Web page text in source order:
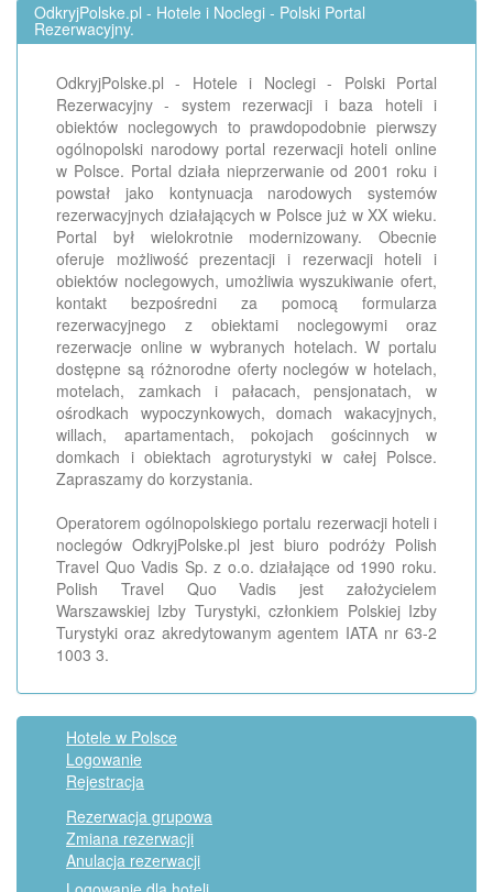
OdkryjPolske.pl - Hotele i Noclegi - Polski Portal
Rezerwacyjny.
OdkryjPolske.pl - Hotele i Noclegi - Polski Portal
Rezerwacyjny - system rezerwacji i baza hoteli i
obiektów noclegowych to prawdopodobnie pierwszy
ogólnopolski narodowy portal rezerwacji hoteli online
w Polsce. Portal działa nieprzerwanie od 2001 roku i
powstał jako kontynuacja narodowych systemów
rezerwacyjnych działających w Polsce już w XX wieku.
Portal był wielokrotnie modernizowany. Obecnie
oferuje możliwość prezentacji i rezerwacji hoteli i
obiektów noclegowych, umożliwia wyszukiwanie ofert,
kontakt bezpośredni za pomocą formularza
rezerwacyjnego z obiektami noclegowymi oraz
rezerwacje online w wybranych hotelach. W portalu
dostępne są różnorodne oferty noclegów w hotelach,
motelach, zamkach i pałacach, pensjonatach, w
ośrodkach wypoczynkowych, domach wakacyjnych,
willach, apartamentach, pokojach gościnnych w
domkach i obiektach agroturystyki w całej Polsce.
Zapraszamy do korzystania.
Operatorem ogólnopolskiego portalu rezerwacji hoteli i
noclegów OdkryjPolske.pl jest biuro podróży Polish
Travel Quo Vadis Sp. z o.o. działające od 1990 roku.
Polish Travel Quo Vadis jest założycielem
Warszawskiej Izby Turystyki, członkiem Polskiej Izby
Turystyki oraz akredytowanym agentem IATA nr 63-2
1003 3.
Hotele w Polsce
Logowanie
Rejestracja
Rezerwacja grupowa
Zmiana rezerwacji
Anulacja rezerwacji